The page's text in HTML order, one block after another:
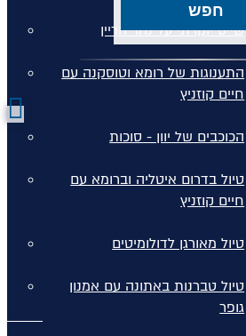
שייט יוקרתי על נהר הריין
התענוגות של רומא וטוסקנה עם
חיים קוזניץ
הכוכבים של יוון - סוכות
טיול בדרום איטליה וברומא עם
חיים קוזניץ
טיול מאורגן לדולומיטים
טיול טברנות באתונה עם אמנון
גופר
חפש